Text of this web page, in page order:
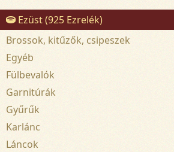
Ezüst (925 Ezrelék)
Brossok, kitűzők, csipeszek
Egyéb
Fülbevalók
Garnitúrák
Gyűrűk
Karlánc
Láncok